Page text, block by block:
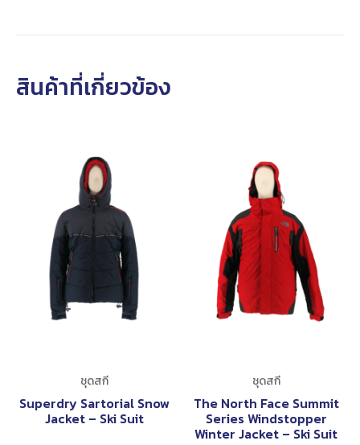
สินค้าที่เกี่ยวข้อง
ชุดสกี
Superdry Sartorial Snow
Jacket – Ski Suit
ชุดสกี
The North Face Summit
Series Windstopper
Winter Jacket – Ski Suit